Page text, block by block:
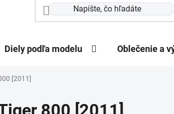
Diely podľa modelu Oblečenie a
[2011]
800 [2011]